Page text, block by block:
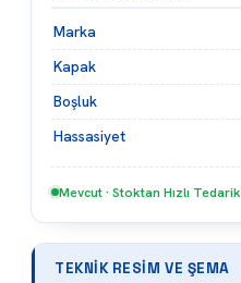
Marka
Kapak
Boşluk
Hassasiyet
Mevcut · Stoktan Hızlı Tedarik
TEKNIK RESIM VE ŞEMA